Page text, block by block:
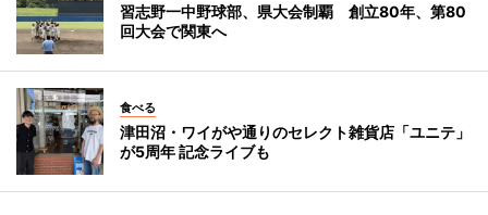
習志野一中野球部、県大会制覇 創立80年、第80
回大会で関東へ
食べる
津田沼・ワイがや通りのセレクト雑貨店「ユニテ」
が5周年 記念ライブも